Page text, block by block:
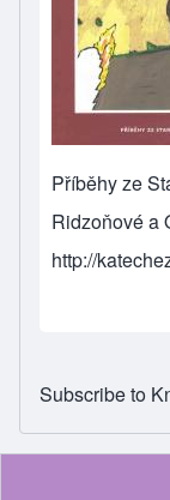
Příběhy ze
Ridzoňové a
http://
Subscribe to